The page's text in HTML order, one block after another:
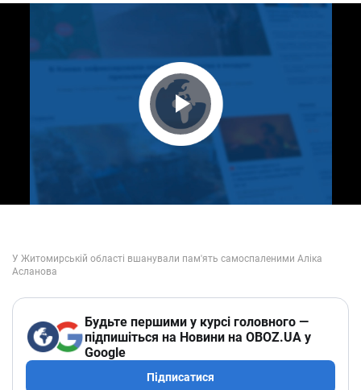
Play Video
Будьте першими у курсі головного —
підпишіться на Новини на OBOZ.UA у
Google
Підписатися